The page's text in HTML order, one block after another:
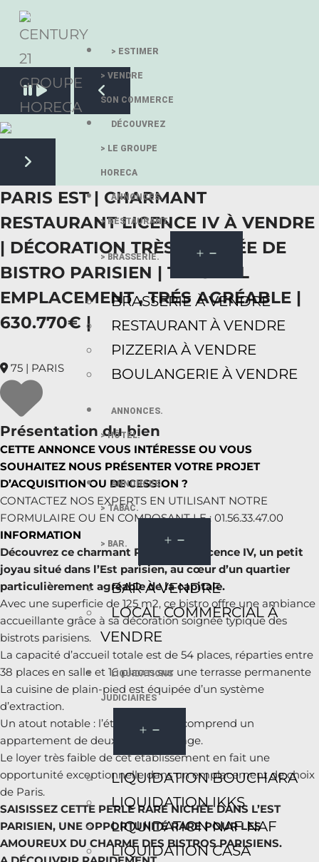
> ESTIMER
> VENDRE
SON COMMERCE
DÉCOUVREZ
> LE GROUPE
HORECA
ANNONCES.
> RESTAURANT.
> BRASSERIE.
BRASSERIE À VENDRE
RESTAURANT À VENDRE
PIZZERIA À VENDRE
BOULANGERIE À VENDRE
ANNONCES.
> HÔTEL.
ANNONCES.
> TABAC.
> BAR.
BAR À VENDRE
LOCAL COMMERCIAL À
VENDRE
LIQUIDATIONS
JUDICIAIRES
LIQUIDATION BOUCHARA
LIQUIDATION IKKS
LIQUIDATION NAF NAF
LIQUIDATION CASA
Pause slide rotation
Resume slide rotation
Previous slide
Next slide
PARIS EST | CHARMANT
RESTAURANT LICENCE IV À VENDRE
| DÉCORATION TRÈS SOIGNÉE DE
BISTRO PARISIEN | TRÈS BEL
EMPLACEMENT , TRÉS AGRÉABLE |
630.770€ |
75 | PARIS
Présentation du bien
CETTE ANNONCE VOUS INTÉRESSE OU VOUS
SOUHAITEZ NOUS PRÉSENTER VOTRE PROJET
D’ACQUISITION OU DE CESSION ?
CONTACTEZ NOS EXPERTS EN UTILISANT NOTRE
FORMULAIRE OU EN COMPOSANT LE : 01.56.33.47.00
INFORMATION
Découvrez ce charmant Restaurant Licence IV, un petit
joyau situé dans l’Est parisien, au cœur d’un quartier
particulièrement agréable de la capitale.
Avec une superficie de 125 m2, ce bistro offre une ambiance
accueillante grâce à sa décoration soignée typique des
bistrots parisiens.
La capacité d’accueil totale est de 54 places, réparties entre
38 places en salle et 16 places sur une terrasse permanente
La cuisine de plain-pied est équipée d’un système
d’extraction.
Un atout notable : l’établissement comprend un
appartement de deux pièces à l’étage.
Le loyer très faible de cet établissement en fait une
opportunité exceptionnelle dans un emplacement de choix
de Paris.
SAISISSEZ CETTE PERLE RARE NICHÉE DANS L’EST
PARISIEN, UNE OPPORTUNITÉ RARE POUR LES
AMOUREUX DU CHARME DES BISTROS PARISIENS.